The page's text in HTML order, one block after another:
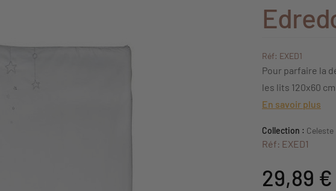
Réf: EXED1
Pour parfaire la
les lits 120x60 cm.
En savoir plus
Collection : Celeste
Réf: EXED1
29,89 €